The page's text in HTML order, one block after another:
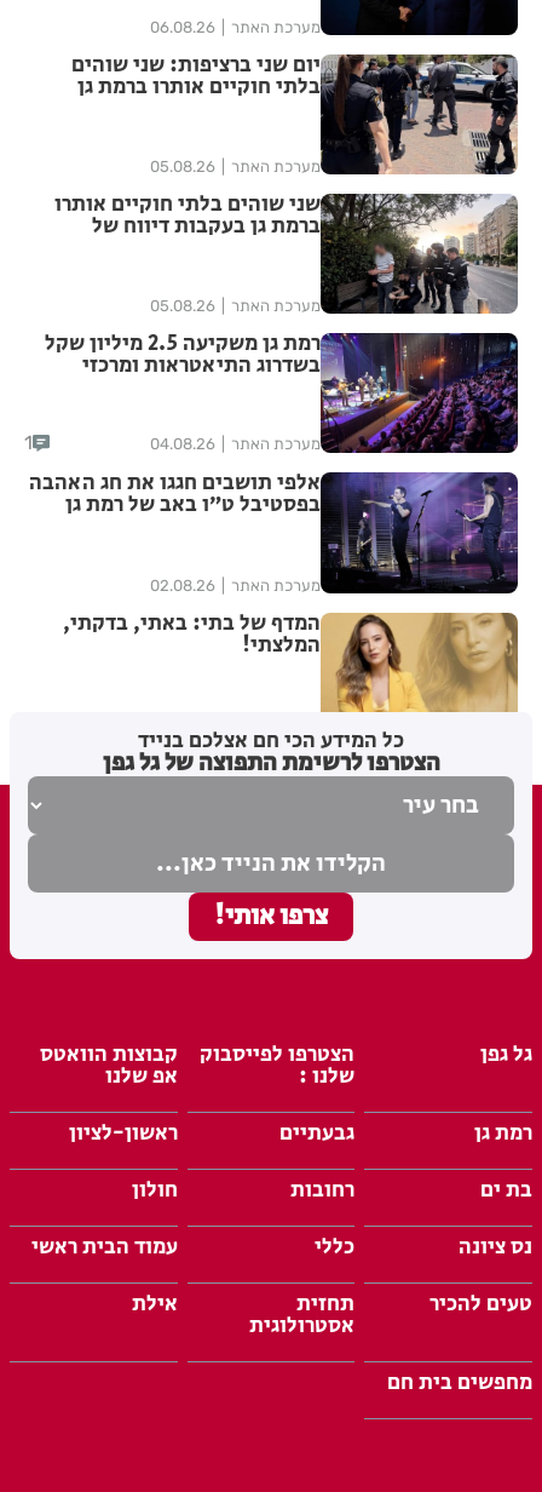
מערכת האתר 06.08.26
יום שני ברציפות: שני שוהים
בלתי חוקיים אותרו ברמת גן
מערכת האתר 05.08.26
שני שוהים בלתי חוקיים אותרו
ברמת גן בעקבות דיווח של
מערכת האתר 05.08.26
רמת גן משקיעה 2.5 מיליון שקל
בשדרוג התיאטראות ומרכזי
מערכת האתר 04.08.26
1
אלפי תושבים חגגו את חג האהבה
בפסטיבל ט״ו באב של רמת גן
מערכת האתר 02.08.26
המדף של בתי: באתי, בדקתי,
המלצתי!
כל המידע הכי חם אצלכם בנייד
הצטרפו לרשימת התפוצה של גל גפן
גל גפן הצטרפו לפייסבוק
שלנו :
קבוצות הוואטס
אפ שלנו
רמת גן
גבעתיים
ראשון-לציון
בת ים
רחובות
חולון
נס ציונה
כללי
עמוד הבית ראשי
טעים להכיר
תחזית
אסטרולוגית
אילת
מחפשים בית חם